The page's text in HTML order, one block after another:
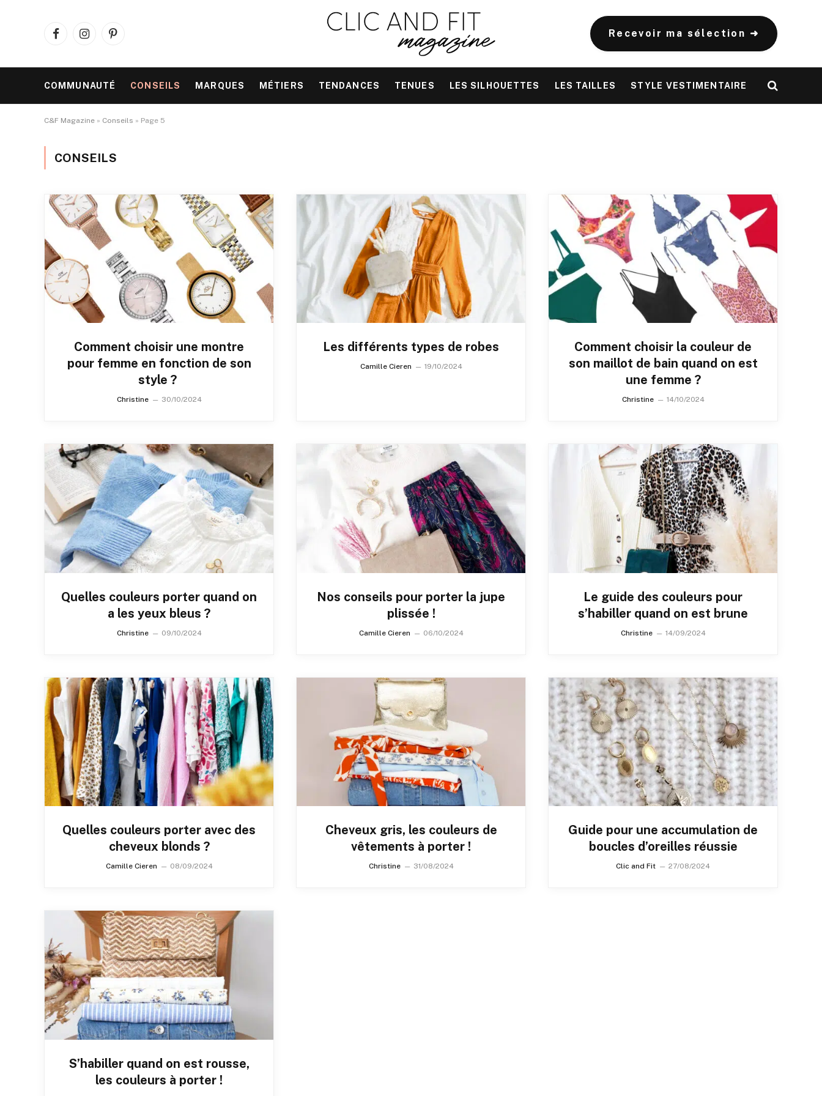
FacebookInstagramPinterest Recevoir ma sélection ➜
COMMUNAUTÉ CONSEILS MARQUES MÉTIERS TENDANCES TENUES LES SILHOUETTES LES TAILLES STYLE VESTIMENTAIRE
C&F Magazine » Conseils » Page 5
CONSEILS
Comment choisir une montre
pour femme en fonction de son
style ?
Christine 30/10/2024
Les différents types de robes
Camille Cieren 19/10/2024
Comment choisir la couleur de
son maillot de bain quand on est
une femme ?
Christine 14/10/2024
Quelles couleurs porter quand on
a les yeux bleus ?
Christine 09/10/2024
Nos conseils pour porter la jupe
plissée !
Camille Cieren 06/10/2024
Le guide des couleurs pour
s’habiller quand on est brune
Christine 14/09/2024
Quelles couleurs porter avec des
cheveux blonds ?
Camille Cieren 08/09/2024
Cheveux gris, les couleurs de
vêtements à porter !
Christine 31/08/2024
Guide pour une accumulation de
boucles d’oreilles réussie
Clic and Fit 27/08/2024
S’habiller quand on est rousse,
les couleurs à porter !